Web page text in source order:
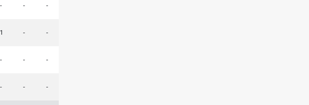
- - -
1 - -
- - -
- - -